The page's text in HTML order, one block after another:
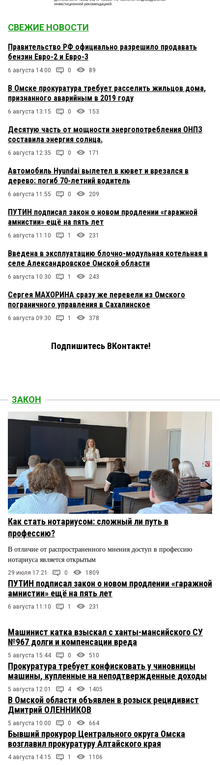
СВЕЖИЕ НОВОСТИ
Правительство РФ официально разрешило продавать
бензин Евро-2 и Евро-3
6 августа 14:00 0 89
В Омске прокуратура требует расселить жильцов дома,
признанного аварийным в 2019 году
6 августа 13:15 0 153
Десятую часть от мощности энергопотребления ОНПЗ
составила энергия солнца.
6 августа 12:35 0 171
Автомобиль Hyundai вылетел в кювет и врезался в
дерево: погиб 70-летний водитель
6 августа 11:55 0 209
ПУТИН подписал закон о новом продлении «гаражной
амнистии» ещё на пять лет
6 августа 11:10 1 231
Введена в эксплуатацию блочно-модульная котельная в
селе Александровское Омской области
6 августа 10:30 1 243
Сергея МАХОРИНА сразу же перевели из Омского
пограничного управления в Сахалинское
6 августа 09:30 1 378
Подпишитесь ВКонтакте!
ЗАКОН
Как стать нотариусом: сложный ли путь в
профессию?
В отличие от распространенного мнения доступ в профессию
нотариуса является открытым
29 июля 17:21 0 1809
ПУТИН подписал закон о новом продлении «гаражной
амнистии» ещё на пять лет
6 августа 11:10 1 231
Машинист катка взыскал с ханты-мансийского СУ
№967 долги и компенсации вреда
5 августа 15:44 0 510
Прокуратура требует конфисковать у чиновницы
машины, купленные на неподтвержденные доходы
5 августа 12:01 4 1405
В Омской области объявлен в розыск рецидивист
Дмитрий ОЛЕННИКОВ
5 августа 10:00 0 664
Бывший прокурор Центрального округа Омска
возглавил прокуратуру Алтайского края
4 августа 14:15 1 1106